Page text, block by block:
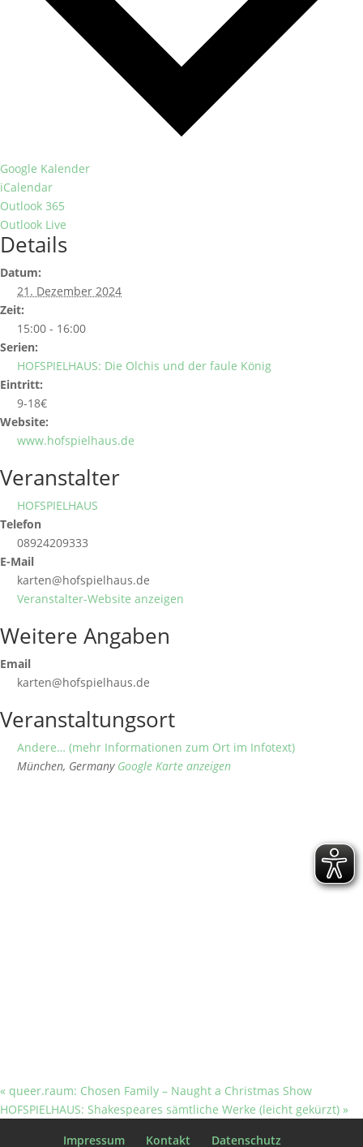
Google Kalender
iCalendar
Outlook 365
Outlook Live
Details
Datum:
21. Dezember 2024
Zeit:
15:00 - 16:00
Serien:
HOFSPIELHAUS: Die Olchis und der faule König
Eintritt:
9-18€
Website:
www.hofspielhaus.de
Veranstalter
HOFSPIELHAUS
Telefon
08924209333
E-Mail
karten@hofspielhaus.de
Veranstalter-Website anzeigen
Weitere Angaben
Email
karten@hofspielhaus.de
Veranstaltungsort
Andere… (mehr Informationen zum Ort im Infotext)
München, Germany Google Karte anzeigen
« queer.raum: Chosen Family – Naught a Christmas Show
HOFSPIELHAUS: Shakespeares sämtliche Werke (leicht gekürzt) »
Impressum
Kontakt Datenschutz